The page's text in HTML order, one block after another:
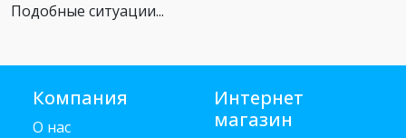
Подобные ситуации...
Компания
О нас
Интернет
магазин